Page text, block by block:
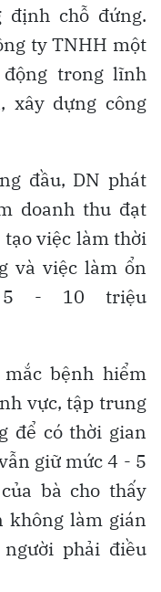
định chỗ đứng.
ty TNHH một
trong lĩnh
xây dựng công
đầu, DN phát
doanh thu đạt
việc làm thời
và việc làm ổn
5 - 10 triệu
bệnh hiểm
vực, tập trung
để có thời gian
giữ mức 4 - 5
bà cho thấy
không làm gián
phải điều